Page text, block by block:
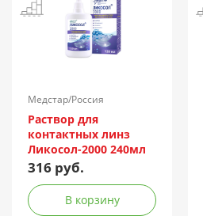
Медстар/Россия
Раствор для
контактных линз
Ликосол-2000 240мл
316 руб.
В корзину